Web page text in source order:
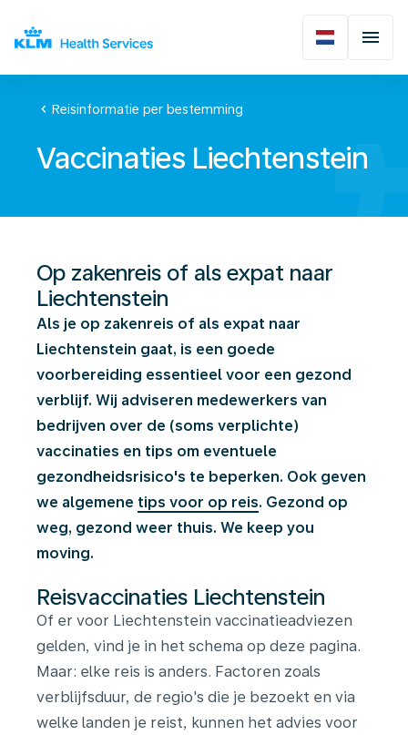
chevron_left Reisinformatie per bestemming
Vaccinaties Liechtenstein
Op zakenreis of als expat naar
Liechtenstein
Als je op zakenreis of als expat naar
Liechtenstein gaat, is een goede
voorbereiding essentieel voor een gezond
verblijf. Wij adviseren medewerkers van
bedrijven over de (soms verplichte)
vaccinaties en tips om eventuele
gezondheidsrisico's te beperken. Ook geven
we algemene tips voor op reis. Gezond op
weg, gezond weer thuis. We keep you
moving.
Reisvaccinaties Liechtenstein
Of er voor Liechtenstein vaccinatieadviezen
gelden, vind je in het schema op deze pagina.
Maar: elke reis is anders. Factoren zoals
verblijfsduur, de regio's die je bezoekt en via
welke landen je reist, kunnen het advies voor